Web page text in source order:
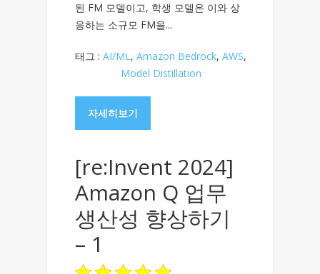
된 FM 모델이고, 학생 모델은 이와 상
응하는 소규모 FM을...
태그 : AI/ML, Amazon Bedrock, AWS,
Model Distillation
자세히보기
[re:Invent 2024]
Amazon Q 업무
생산성 향상하기
– 1